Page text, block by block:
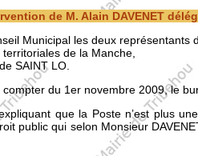
de M. Alain DAVENET
Municipal les deux représentants
de la Manche,
SAINT LO.
du 1er novembre 2009, le
que la Poste n’est plus
public qui selon Monsieur